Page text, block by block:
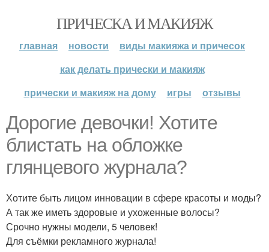
ПРИЧЕСКА И МАКИЯЖ
главная новости
виды макияжа и причесок
как делать прически и макияж
прически и макияж на дому
игры отзывы
Дорогие девочки! Хотите
блистать на обложке
глянцевого журнала?
Хотите быть лицом инновации в сфере красоты и моды?
А так же иметь здоровые и ухоженные волосы?
Срочно нужны модели, 5 человек!
Для съёмки рекламного журнала!